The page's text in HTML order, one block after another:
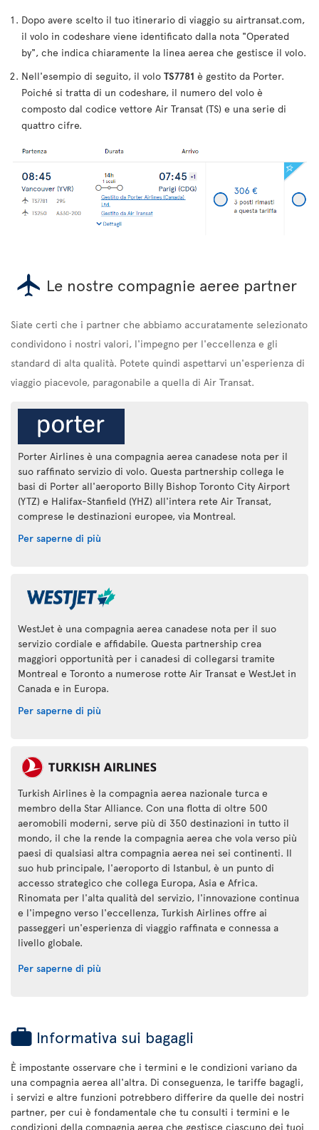
Dopo avere scelto il tuo itinerario di viaggio su airtransat.com,
il volo in codeshare viene identificato dalla nota "Operated
by", che indica chiaramente la linea aerea che gestisce il volo.
Nell'esempio di seguito, il volo TS7781 è gestito da Porter.
Poiché si tratta di un codeshare, il numero del volo è
composto dal codice vettore Air Transat (TS) e una serie di
quattro cifre.
Le nostre compagnie aeree partner
Siate certi che i partner che abbiamo accuratamente selezionato
condividono i nostri valori, l'impegno per l'eccellenza e gli
standard di alta qualità. Potete quindi aspettarvi un'esperienza di
viaggio piacevole, paragonabile a quella di Air Transat.
Porter Airlines è una compagnia aerea canadese nota per il
suo raffinato servizio di volo. Questa partnership collega le
basi di Porter all'aeroporto Billy Bishop Toronto City Airport
(YTZ) e Halifax-Stanfield (YHZ) all'intera rete Air Transat,
comprese le destinazioni europee, via Montreal.
Per saperne di più
WestJet è una compagnia aerea canadese nota per il suo
servizio cordiale e affidabile. Questa partnership crea
maggiori opportunità per i canadesi di collegarsi tramite
Montreal e Toronto a numerose rotte Air Transat e WestJet in
Canada e in Europa.
Per saperne di più
Turkish Airlines è la compagnia aerea nazionale turca e
membro della Star Alliance. Con una flotta di oltre 500
aeromobili moderni, serve più di 350 destinazioni in tutto il
mondo, il che la rende la compagnia aerea che vola verso più
paesi di qualsiasi altra compagnia aerea nei sei continenti. Il
suo hub principale, l'aeroporto di Istanbul, è un punto di
accesso strategico che collega Europa, Asia e Africa.
Rinomata per l'alta qualità del servizio, l'innovazione continua
e l'impegno verso l'eccellenza, Turkish Airlines offre ai
passeggeri un'esperienza di viaggio raffinata e connessa a
livello globale.
Per saperne di più
Informativa sui bagagli
È impostante osservare che i termini e le condizioni variano da
una compagnia aerea all'altra. Di conseguenza, le tariffe bagagli,
i servizi e altre funzioni potrebbero differire da quelle dei nostri
partner, per cui è fondamentale che tu consulti i termini e le
condizioni della compagnia aerea che gestisce ciascuno dei tuoi